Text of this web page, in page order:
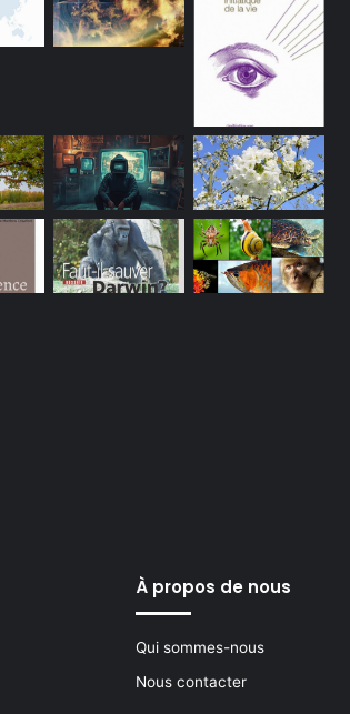
À propos de nous
Qui sommes-nous
Nous contacter